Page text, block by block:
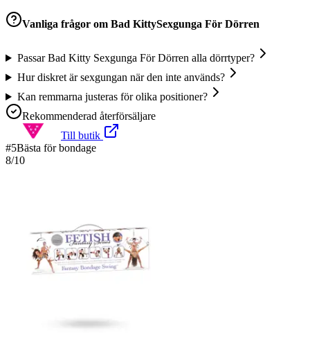
Vanliga frågor om Bad KittySexgunga För Dörren
Passar Bad Kitty Sexgunga För Dörren alla dörrtyper?
Hur diskret är sexgungan när den inte används?
Kan remmarna justeras för olika positioner?
Rekommenderad återförsäljare
Till butik
#5Bästa för bondage
8/10